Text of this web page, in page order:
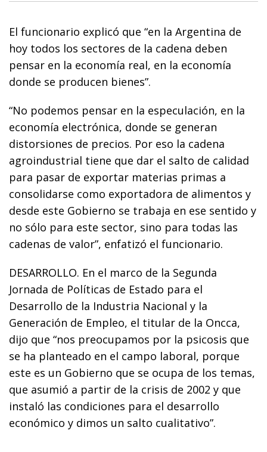
El funcionario explicó que “en la Argentina de
hoy todos los sectores de la cadena deben
pensar en la economía real, en la economía
donde se producen bienes”.
“No podemos pensar en la especulación, en la
economía electrónica, donde se generan
distorsiones de precios. Por eso la cadena
agroindustrial tiene que dar el salto de calidad
para pasar de exportar materias primas a
consolidarse como exportadora de alimentos y
desde este Gobierno se trabaja en ese sentido y
no sólo para este sector, sino para todas las
cadenas de valor”, enfatizó el funcionario.
DESARROLLO. En el marco de la Segunda
Jornada de Políticas de Estado para el
Desarrollo de la Industria Nacional y la
Generación de Empleo, el titular de la Oncca,
dijo que “nos preocupamos por la psicosis que
se ha planteado en el campo laboral, porque
este es un Gobierno que se ocupa de los temas,
que asumió a partir de la crisis de 2002 y que
instaló las condiciones para el desarrollo
económico y dimos un salto cualitativo”.